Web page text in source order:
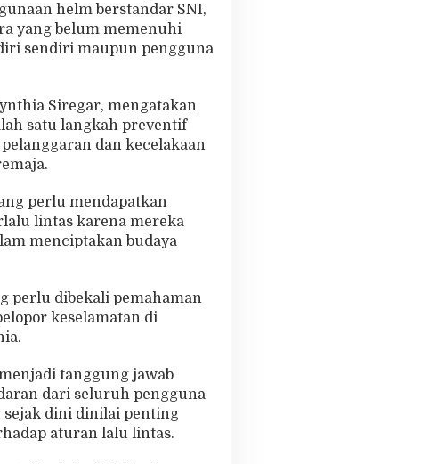
helm berstandar SNI,
yang belum memenuhi
sendiri maupun pengguna
Siregar, mengatakan
satu langkah preventif
dan kecelakaan
perlu mendapatkan
lintas karena mereka
menciptakan budaya
perlu dibekali pemahaman
keselamatan di
tanggung jawab
dari seluruh pengguna
sejak dini dinilai penting
aturan lalu lintas.